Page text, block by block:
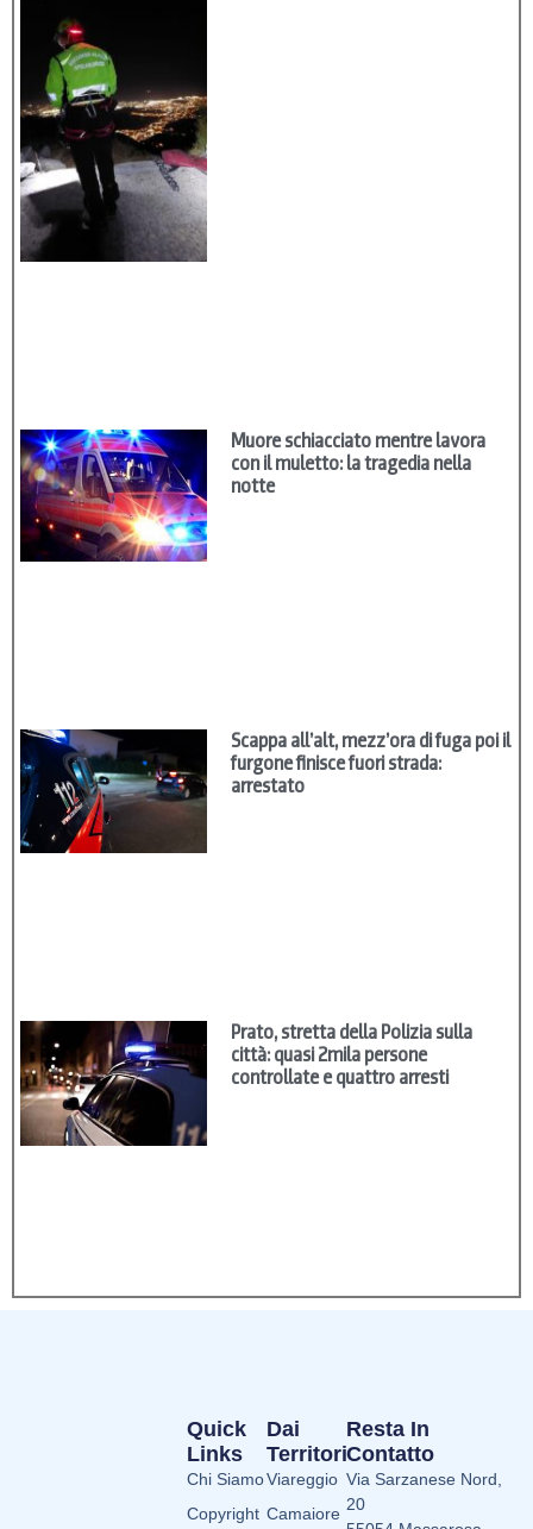
Muore schiacciato mentre lavora
con il muletto: la tragedia nella
notte
Scappa all’alt, mezz’ora di fuga poi il
furgone finisce fuori strada:
arrestato
Prato, stretta della Polizia sulla
città: quasi 2mila persone
controllate e quattro arresti
Dai
Territori
Viareggio
Camaiore
Quick
Links
Chi Siamo
Copyright
Resta In
Contatto
Via Sarzanese Nord,
20